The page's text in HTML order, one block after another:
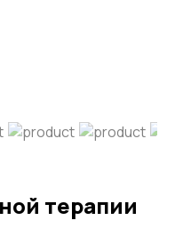
терапии